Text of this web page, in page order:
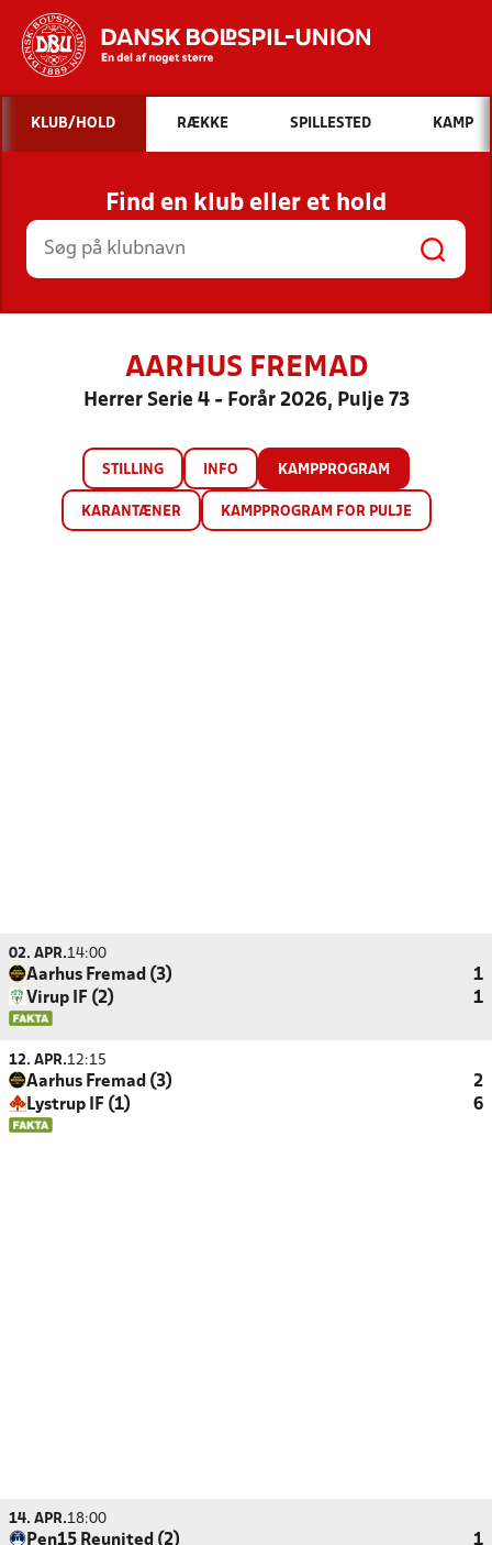
Hvad vil du søge efter?
INDHOLD OG NYHEDER
STILLINGER, RESULTATER, KLUBBER OG
HOLD
KLUB/HOLD RÆKKE SPILLESTED KAMP
Find en klub eller et hold
AARHUS FREMAD
Herrer Serie 4 - Forår 2026, Pulje 73
STILLING INFO KAMPPROGRAM
KARANTÆNER KAMPPROGRAM FOR PULJE
02. APR.14:00
Aarhus Fremad (3)
1
Virup IF (2)
1
12. APR.12:15
Aarhus Fremad (3)
2
Lystrup IF (1)
6
14. APR.18:00
Pen15 Reunited (2)
1